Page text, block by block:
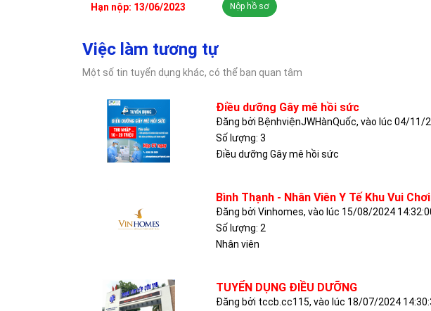
Hạn nộp: 13/06/2023 Nộp hồ sơ
Việc làm tương tự
Một số tin tuyển dụng khác, có thể bạn quan tâm
Điều dưỡng Gây mê hồi sức
Đăng bởi BệnhviệnJWHànQuốc, vào lúc 04/11/
Số lượng: 3
Điều dưỡng Gây mê hồi sức
Bình Thạnh - Nhân Viên Y Tế Khu Vui
Đăng bởi Vinhomes, vào lúc 15/08/2024
Số lượng: 2
Nhân viên
TUYỂN DỤNG ĐIỀU DƯỠNG
Đăng bởi tccb.cc115, vào lúc 18/07/2024